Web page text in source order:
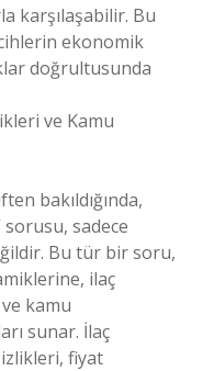
karşılaşabilir. Bu
ekonomik
doğrultusunda
ve Kamu
bakıldığında,
sadece
Bu tür bir soru,
ilaç
kamu
sunar. İlaç
fiyat